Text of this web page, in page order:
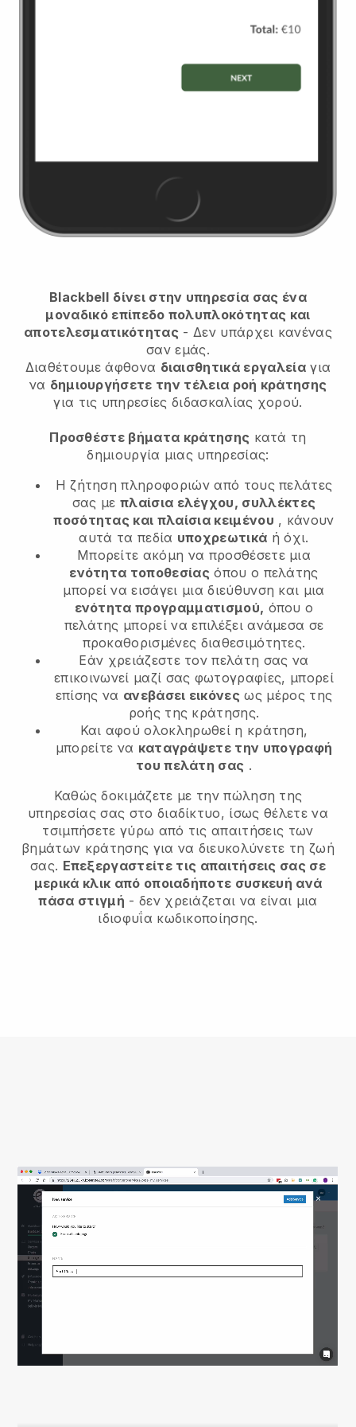
Blackbell δίνει στην υπηρεσία σας ένα
μοναδικό επίπεδο πολυπλοκότητας και
αποτελεσματικότητας - Δεν υπάρχει κανένας
σαν εμάς.
Διαθέτουμε άφθονα διαισθητικά εργαλείαγια
να δημιουργήσετε την τέλεια ροή κράτησης
για τις υπηρεσίες διδασκαλίας χορού.
Προσθέστε βήματα κράτησης κατά τη
δημιουργία μιας υπηρεσίας:
Η ζήτηση πληροφοριών από τους πελάτες
σας με πλαίσια ελέγχου, συλλέκτες
ποσότητας και πλαίσια κειμένου , κάνουν
αυτά τα πεδία υποχρεωτικά ή όχι.
Μπορείτε ακόμη να προσθέσετε μια
ενότητα τοποθεσίας όπου ο πελάτης
μπορεί να εισάγει μια διεύθυνση και μια
ενότητα προγραμματισμού, όπου ο
πελάτης μπορεί να επιλέξει ανάμεσα σε
προκαθορισμένες διαθεσιμότητες.
Εάν χρειάζεστε τον πελάτη σας να
επικοινωνεί μαζί σας φωτογραφίες, μπορεί
επίσης να ανεβάσει εικόνες ως μέρος της
ροής της κράτησης.
Και αφού ολοκληρωθεί η κράτηση,
μπορείτε να καταγράψετε την υπογραφή
του πελάτη σας .
Καθώς δοκιμάζετε με την πώληση της
υπηρεσίας σας στο διαδίκτυο, ίσως θέλετε να
τσιμπήσετε γύρω από τις απαιτήσεις των
βημάτων κράτησης για να διευκολύνετε τη ζωή
σας. Επεξεργαστείτε τις απαιτήσεις σας σε
μερικά κλικ από οποιαδήποτε συσκευή ανά
πάσα στιγμή - δεν χρειάζεται να είναι μια
ιδιοφυΐα κωδικοποίησης.